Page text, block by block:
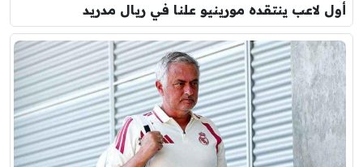
أول لاعب ينتقده مورينيو علنا في ريال مدريد